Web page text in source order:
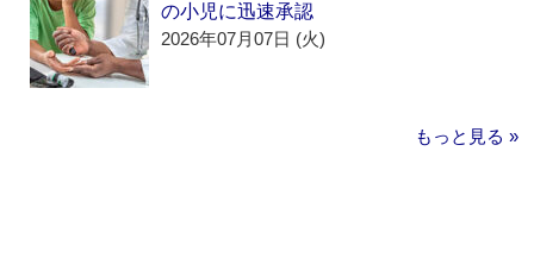
の小児に迅速承認
2026年07月07日 (火)
もっと見る »